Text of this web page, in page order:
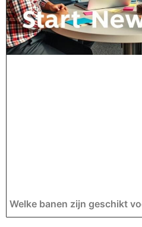
Welke banen zijn geschikt